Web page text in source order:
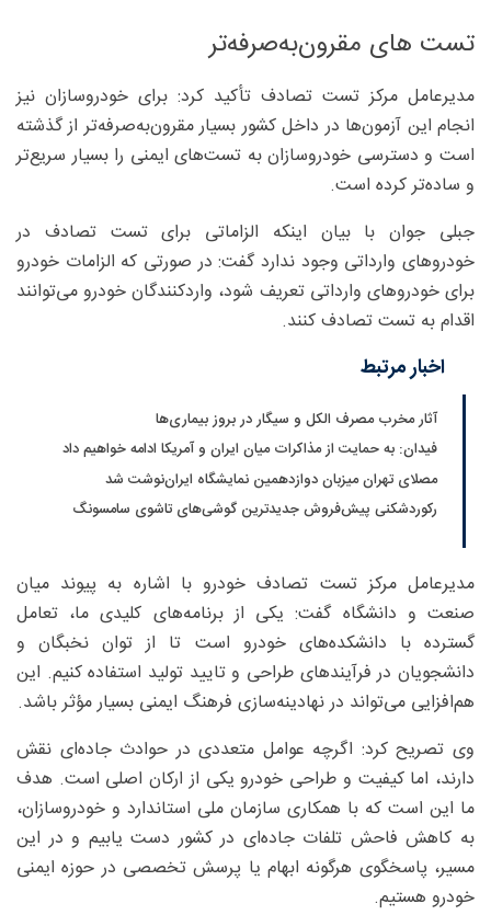
تست های مقرون‌به‌صرفه‌تر
مدیرعامل مرکز تست تصادف تأکید کرد: برای خودروسازان نیز
انجام این آزمون‌ها در داخل کشور بسیار مقرون‌به‌صرفه‌تر از گذشته
است و دسترسی خودروسازان به تست‌های ایمنی را بسیار سریع‌تر
و ساده‌تر کرده است.
جبلی جوان با بیان اینکه الزاماتی برای تست تصادف در
خودرو‌های وارداتی وجود ندارد گفت: در صورتی که الزامات خودرو
برای خودرو‌های وارداتی تعریف شود، واردکنندگان خودرو می‌توانند
اقدام به تست تصادف کنند.
اخبار مرتبط
آثار مخرب مصرف الکل و سیگار در بروز بیماری‌ها
فیدان: به حمایت از مذاکرات میان ایران و آمریکا ادامه خواهیم داد
مصلای تهران میزبان دوازدهمین نمایشگاه ایران‌نوشت شد
رکوردشکنی پیش‌فروش جدیدترین گوشی‌های تاشوی سامسونگ
مدیرعامل مرکز تست تصادف خودرو با اشاره به پیوند میان
صنعت و دانشگاه گفت: یکی از برنامه‌های کلیدی ما، تعامل
گسترده با دانشکده‌های خودرو است تا از توان نخبگان و
دانشجویان در فرآیند‌های طراحی و تایید تولید استفاده کنیم. این
هم‌افزایی می‌تواند در نهادینه‌سازی فرهنگ ایمنی بسیار مؤثر باشد.
وی تصریح کرد: اگرچه عوامل متعددی در حوادث جاده‌ای نقش
دارند، اما کیفیت و طراحی خودرو یکی از ارکان اصلی است. هدف
ما این است که با همکاری سازمان ملی استاندارد و خودروسازان،
به کاهش فاحش تلفات جاده‌ای در کشور دست یابیم و در این
مسیر، پاسخگوی هرگونه ابهام یا پرسش تخصصی در حوزه ایمنی
خودرو هستیم.